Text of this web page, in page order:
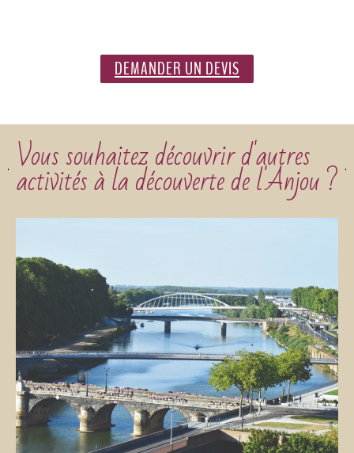
DEMANDER UN DEVIS
Vous souhaitez découvrir d'autres
activités à la découverte de l'Anjou ?